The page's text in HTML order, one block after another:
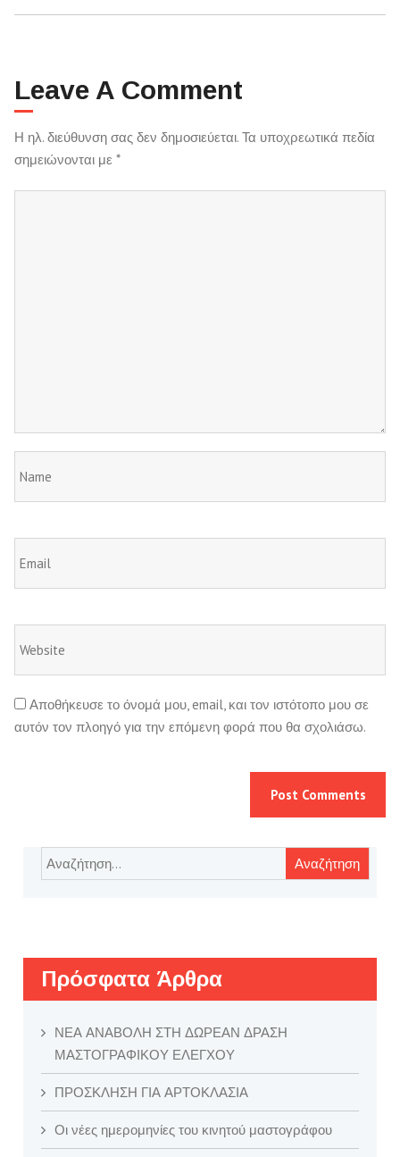
Leave A Comment
Η ηλ. διεύθυνση σας δεν δημοσιεύεται. Τα υποχρεωτικά πεδία
σημειώνονται με *
Αποθήκευσε το όνομά μου, email, και τον ιστότοπο μου σε
αυτόν τον πλοηγό για την επόμενη φορά που θα σχολιάσω.
Αναζήτηση
για:
Πρόσφατα Άρθρα
ΝΕΑ ΑΝΑΒΟΛΗ ΣΤΗ ΔΩΡΕΑΝ ΔΡΑΣΗ
ΜΑΣΤΟΓΡΑΦΙΚΟΥ ΕΛΕΓΧΟΥ
ΠΡΟΣΚΛΗΣΗ ΓΙΑ ΑΡΤΟΚΛΑΣΙΑ
Οι νέες ημερομηνίες του κινητού μαστογράφου